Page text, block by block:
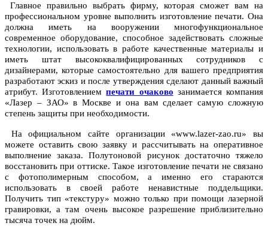
Главное правильно выбрать фирму, которая сможет вам на
профессиональном уровне выполнить изготовление печати. Она
должна иметь на вооружении многофункциональное
современное оборудование, способное задействовать сложные
технологии, использовать в работе качественные материалы и
иметь штат высококвалифицированных сотрудников с
дизайнерами, которые самостоятельно для вашего предприятия
разработают эскиз и после утверждения сделают данный важный
атрибут. Изготовлениемпечати очаково занимается компания
«Лазер – ЗАО» в Москве и она вам сделает самую сложную
степень защиты при необходимости.
На официальном сайте организации «www.lazer-zao.ru» вы
можете оставить свою заявку и рассчитывать на оперативное
выполнение заказа. Полутоновой рисунок достаточно тяжело
восстановить при оттиске. Такое изготовление печати не связано
с фотополимерным способом, а именно его стараются
использовать в своей работе ненавистные поддельщики.
Получить тип «текстуру» можно только при помощи лазерной
гравировки, а там очень высокое разрешение приблизительно
тысяча точек на дюйм.